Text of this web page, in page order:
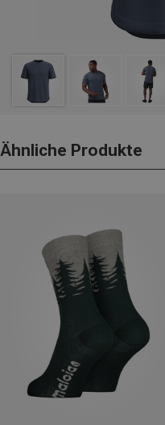
Ähnliche Produkte